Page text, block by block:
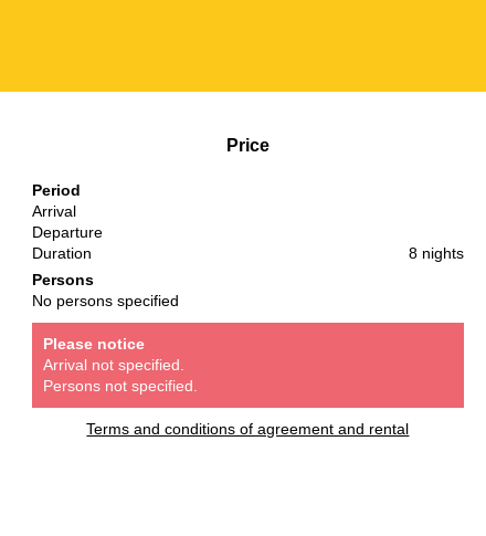
Price
Period
Arrival
Departure
Duration
8 nights
Persons
No persons specified
Please notice
Arrival not specified.
Persons not specified.
Terms and conditions of agreement and rental